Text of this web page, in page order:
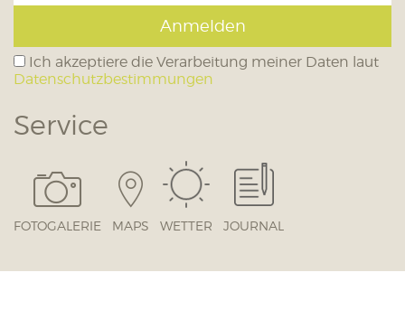
Anmelden
Ich akzeptiere die Verarbeitung meiner Daten laut
Datenschutzbestimmungen
Service
FOTOGALERIE MAPS WETTER JOURNAL